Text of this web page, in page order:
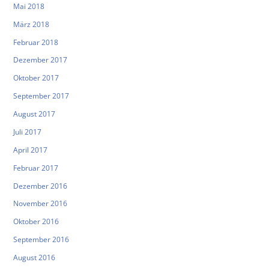
Mai 2018
März 2018
Februar 2018
Dezember 2017
Oktober 2017
September 2017
August 2017
Juli 2017
April 2017
Februar 2017
Dezember 2016
November 2016
Oktober 2016
September 2016
August 2016